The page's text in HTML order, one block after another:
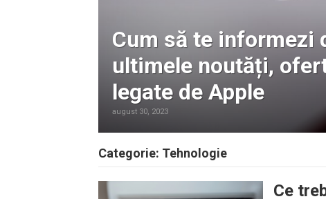
Cum să te informezi
ultimele noutăți,
legate de Apple
august 30, 2023
Categorie: Tehnologie
Ce